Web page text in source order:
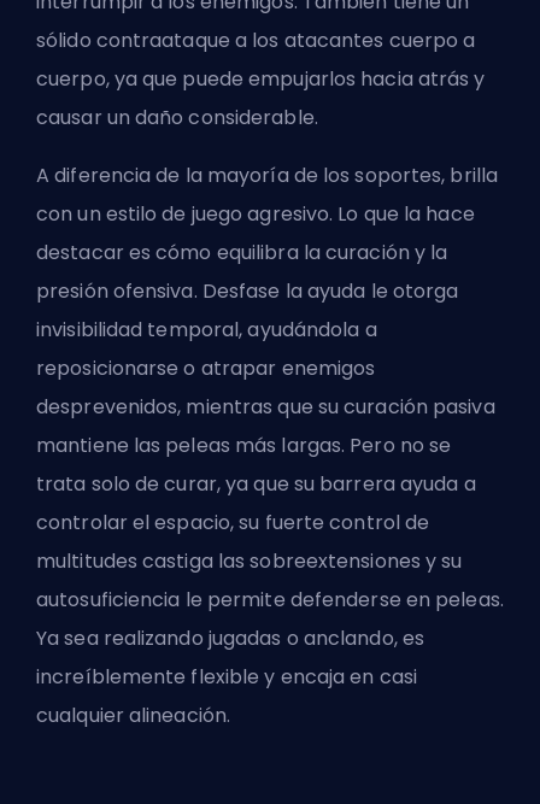
sólido contraataque a los atacantes cuerpo a
cuerpo, ya que puede empujarlos hacia atrás y
causar un daño considerable.
A diferencia de la mayoría de los soportes, brilla
con un estilo de juego agresivo. Lo que la hace
destacar es cómo equilibra la curación y la
presión ofensiva. Desfase la ayuda le otorga
invisibilidad temporal, ayudándola a
reposicionarse o atrapar enemigos
desprevenidos, mientras que su curación pasiva
mantiene las peleas más largas. Pero no se
trata solo de curar, ya que su barrera ayuda a
controlar el espacio, su fuerte control de
multitudes castiga las sobreextensiones y su
autosuficiencia le permite defenderse en peleas.
Ya sea realizando jugadas o anclando, es
increíblemente flexible y encaja en casi
cualquier alineación.